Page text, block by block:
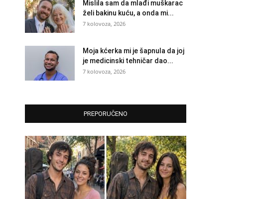
Mislila sam da mlađi muškarac
želi bakinu kuću, a onda mi...
7 kolovoza, 2026
Moja kćerka mi je šapnula da joj
je medicinski tehničar dao...
7 kolovoza, 2026
PREPORUČENO